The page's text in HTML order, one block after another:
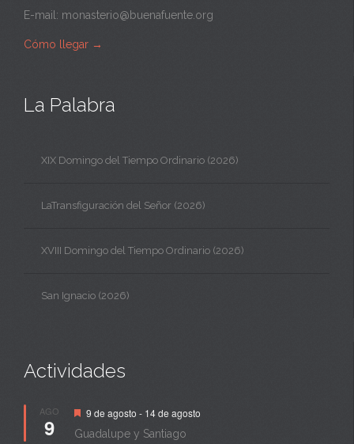
E-mail: monasterio@buenafuente.org
Cómo llegar →
La Palabra
XIX Domingo del Tiempo Ordinario (2026)
LaTransfiguración del Señor (2026)
XVIII Domingo del Tiempo Ordinario (2026)
San Ignacio (2026)
Actividades
AGO
9
Destacado
9 de agosto - 14 de agosto
Guadalupe y Santiago